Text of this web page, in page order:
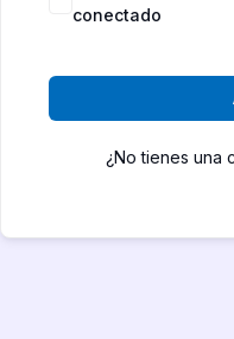
conectado
¿No tienes una